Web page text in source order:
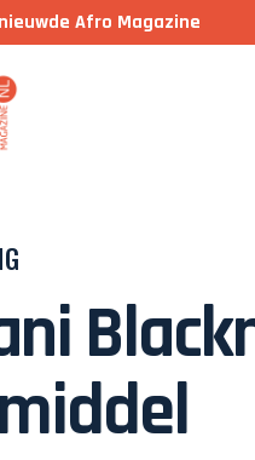
Afro Magazine